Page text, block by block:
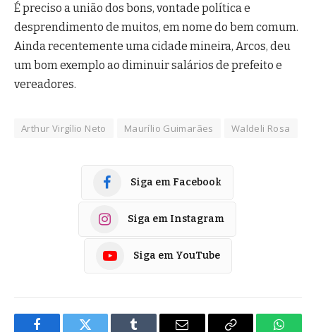
É preciso a união dos bons, vontade política e
desprendimento de muitos, em nome do bem comum.
Ainda recentemente uma cidade mineira, Arcos, deu
um bom exemplo ao diminuir salários de prefeito e
vereadores.
Arthur Virgílio Neto Maurílio Guimarães Waldeli Rosa
Siga em Facebook
Siga em Instagram
Siga em YouTube